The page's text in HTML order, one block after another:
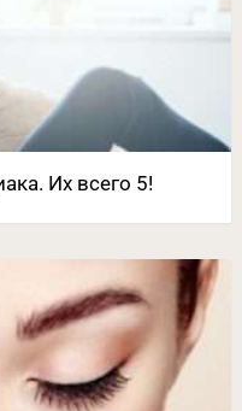
Их всего 5!